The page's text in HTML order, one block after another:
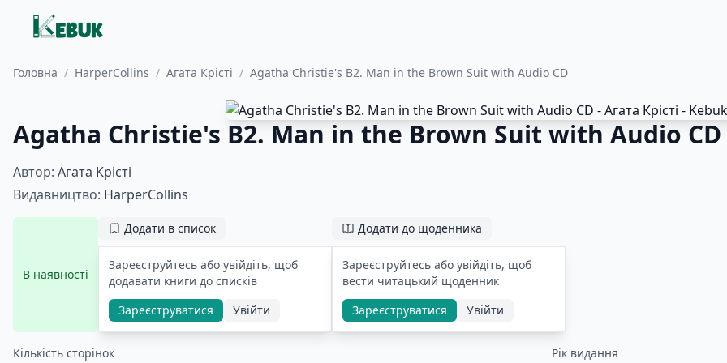
Головна / HarperCollins / Агата Крісті / Agatha Christie's B2. Man in the Brown Suit with Audio CD
Agatha Christie's B2. Man in the Brown Suit with Audio CD
Автор: Агата Крісті
Видавництво: HarperCollins
В наявності
Додати в список
Зареєструйтесь або увійдіть, щоб
додавати книги до списків
Зареєструватися
Увійти
Додати до щоденника
Зареєструйтесь або увійдіть, щоб
вести читацький щоденник
Зареєструватися
Увійти
Кількість сторінок Рік видання